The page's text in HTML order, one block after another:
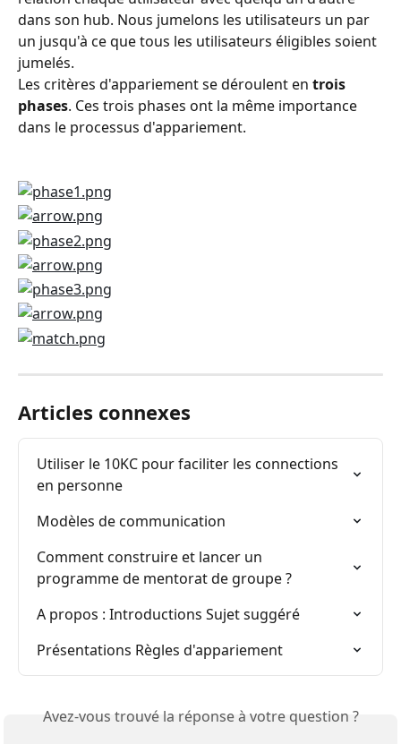
dans son hub. Nous jumelons les utilisateurs un par
un jusqu'à ce que tous les utilisateurs éligibles soient
jumelés.
Les critères d'appariement se déroulent en trois
phases. Ces trois phases ont la même importance
dans le processus d'appariement.
Articles connexes
Utiliser le 10KC pour faciliter les connections
en personne
Modèles de communication
Comment construire et lancer un
programme de mentorat de groupe ?
A propos : Introductions Sujet suggéré
Présentations Règles d'appariement
Avez-vous trouvé la réponse à votre question ?